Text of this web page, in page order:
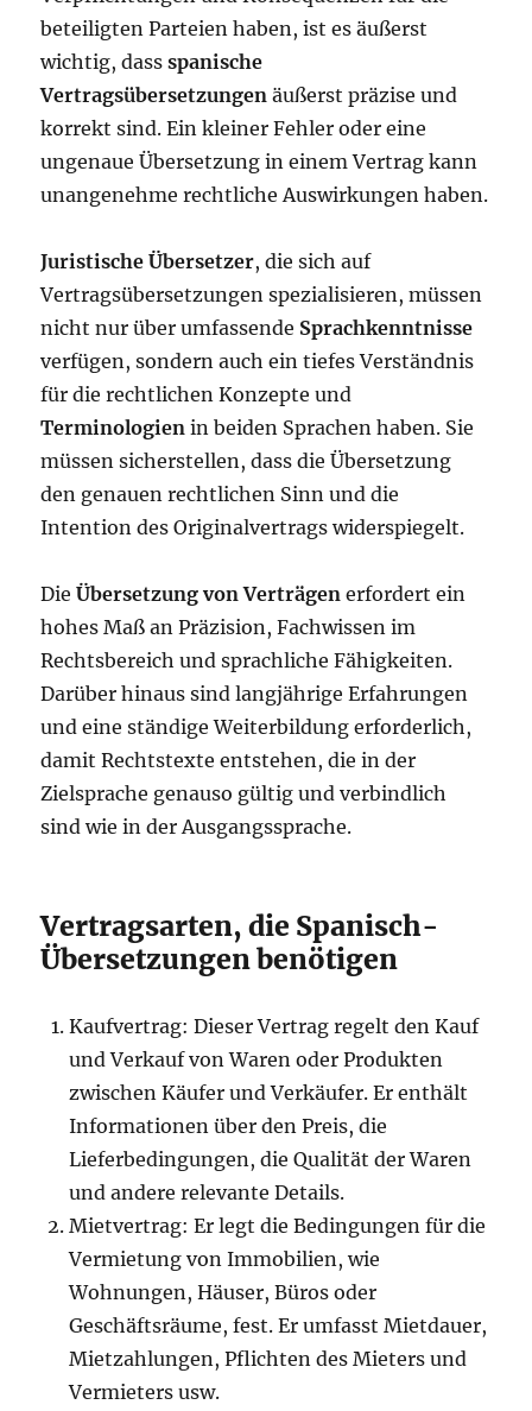
beteiligten Parteien haben, ist es äußerst
wichtig, dassspanische
Vertragsübersetzungen äußerst präzise und
korrekt sind. Ein kleiner Fehler oder eine
ungenaue Übersetzung in einem Vertrag kann
unangenehme rechtliche Auswirkungen haben.
Juristische Übersetzer, die sich auf
Vertragsübersetzungen spezialisieren, müssen
nicht nur über umfassende Sprachkenntnisse
verfügen, sondern auch ein tiefes Verständnis
für die rechtlichen Konzepte und
Terminologien in beiden Sprachen haben. Sie
müssen sicherstellen, dass die Übersetzung
den genauen rechtlichen Sinn und die
Intention des Originalvertrags widerspiegelt.
DieÜbersetzung von Verträgen erfordert ein
hohes Maß an Präzision, Fachwissen im
Rechtsbereich und sprachliche Fähigkeiten.
Darüber hinaus sind langjährige Erfahrungen
und eine ständige Weiterbildung erforderlich,
damit Rechtstexte entstehen, die in der
Zielsprache genauso gültig und verbindlich
sind wie in der Ausgangssprache.
Vertragsarten, die Spanisch-
Übersetzungen benötigen
Kaufvertrag: Dieser Vertrag regelt den Kauf
und Verkauf von Waren oder Produkten
zwischen Käufer und Verkäufer. Er enthält
Informationen über den Preis, die
Lieferbedingungen, die Qualität der Waren
und andere relevante Details.
Mietvertrag: Er legt die Bedingungen für die
Vermietung von Immobilien, wie
Wohnungen, Häuser, Büros oder
Geschäftsräume, fest. Er umfasst Mietdauer,
Mietzahlungen, Pflichten des Mieters und
Vermieters usw.